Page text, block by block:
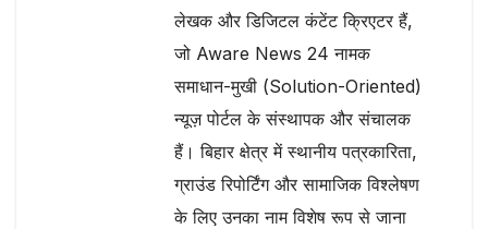
लेखक और डिजिटल कंटेंट क्रिएटर हैं,
जो Aware News 24 नामक
समाधान-मुखी (Solution-Oriented)
न्यूज़ पोर्टल के संस्थापक और संचालक
हैं। बिहार क्षेत्र में स्थानीय पत्रकारिता,
ग्राउंड रिपोर्टिंग और सामाजिक विश्लेषण
के लिए उनका नाम विशेष रूप से जाना